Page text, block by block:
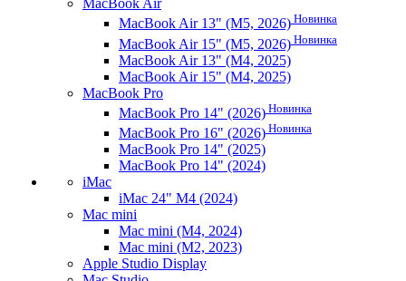
MacBook Air
MacBook Air 13" (M5, 2026) Новинка
MacBook Air 15" (M5, 2026) Новинка
MacBook Air 13" (M4, 2025)
MacBook Air 15" (M4, 2025)
MacBook Pro
MacBook Pro 14" (2026) Новинка
MacBook Pro 16" (2026) Новинка
MacBook Pro 14" (2025)
MacBook Pro 14" (2024)
iMac
iMac 24" M4 (2024)
Mac mini
Mac mini (M4, 2024)
Mac mini (M2, 2023)
Apple Studio Display